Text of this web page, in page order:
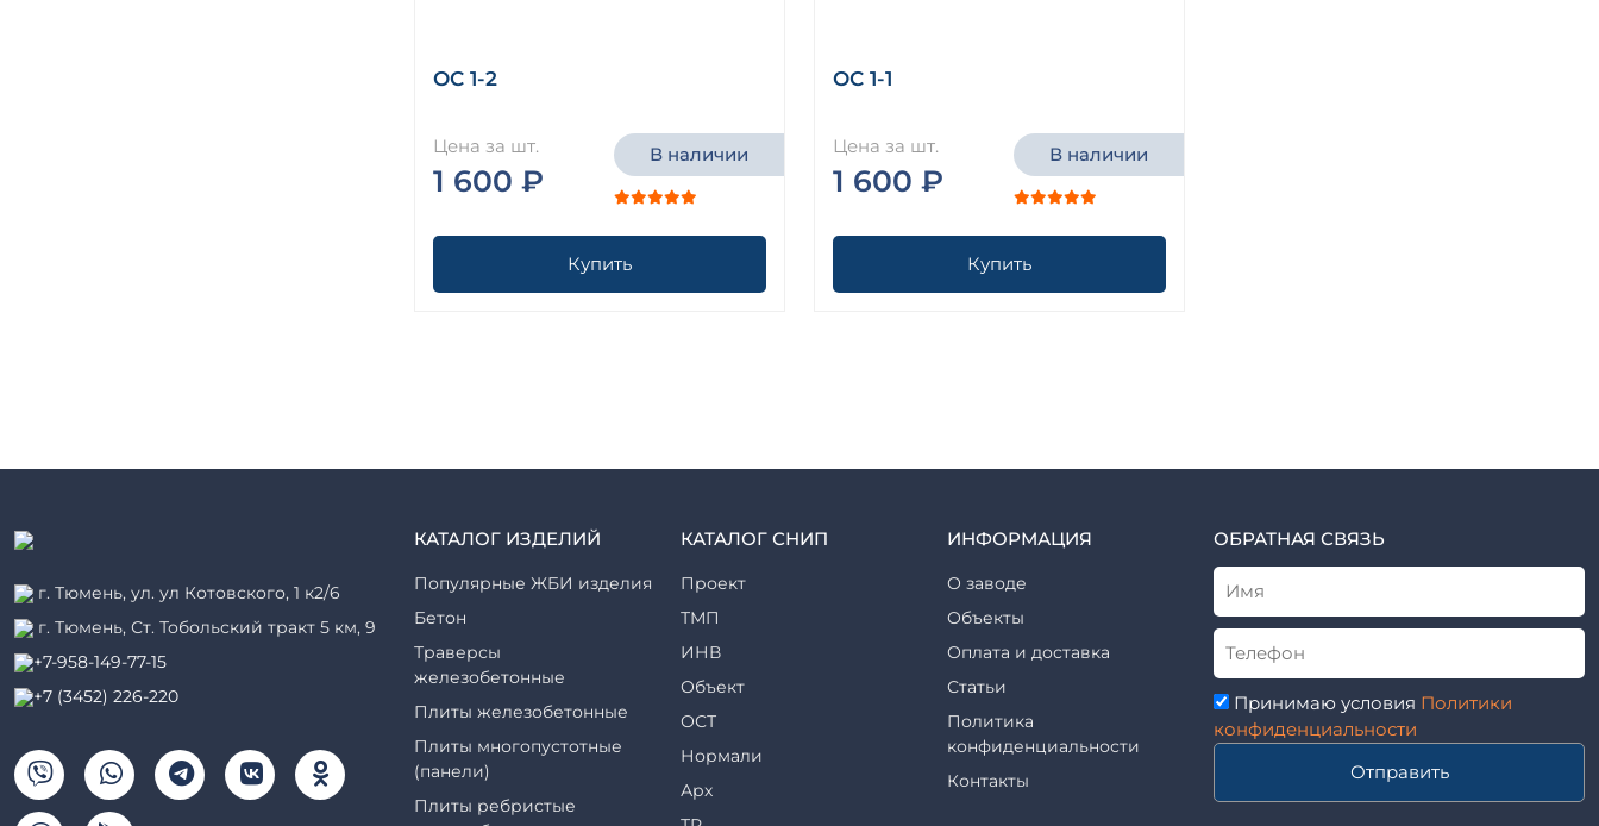
ОС 1-2
Цена за шт.
1 600 ₽
В наличии
Купить
ОС 1-1
Цена за шт.
1 600 ₽
В наличии
Купить
г. Тюмень, ул. ул Котовского, 1 к2/6
г. Тюмень, ​Ст. Тобольский тракт 5 км, 9
+7-958-149-77-15
+7 (3452) 226-220
КАТАЛОГ ИЗДЕЛИЙ
Популярные ЖБИ изделия
Бетон
Траверсы
железобетонные
Плиты железобетонные
Плиты многопустотные
(панели)
Плиты ребристые
КАТАЛОГ СНИП
Проект
ТМП
ИНВ
Объект
ОСТ
Нормали
Арх
ИНФОРМАЦИЯ
О заводе
Объекты
Оплата и доставка
Статьи
Политика
конфиденциальности
Контакты
ОБРАТНАЯ СВЯЗЬ
Принимаю условия Политики
конфиденциальности
Отправить